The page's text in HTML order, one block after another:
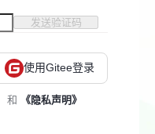
发送验证码
使用Gitee登录
和 《隐私声明》